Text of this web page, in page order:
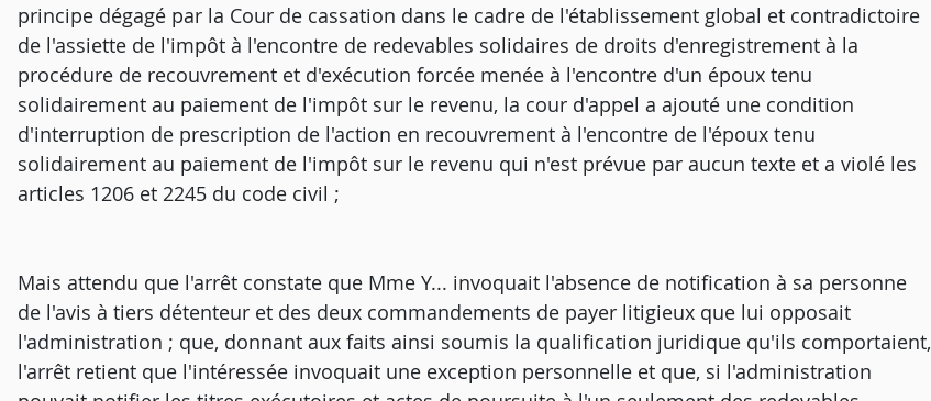
principe dégagé par la Cour de cassation dans le cadre de l'établissement global et contradictoire
de l'assiette de l'impôt à l'encontre de redevables solidaires de droits d'enregistrement à la
procédure de recouvrement et d'exécution forcée menée à l'encontre d'un époux tenu
solidairement au paiement de l'impôt sur le revenu, la cour d'appel a ajouté une condition
d'interruption de prescription de l'action en recouvrement à l'encontre de l'époux tenu
solidairement au paiement de l'impôt sur le revenu qui n'est prévue par aucun texte et a violé les
articles 1206 et 2245 du code civil ;
Mais attendu que l'arrêt constate que Mme Y... invoquait l'absence de notification à sa personne
de l'avis à tiers détenteur et des deux commandements de payer litigieux que lui opposait
l'administration ; que, donnant aux faits ainsi soumis la qualification juridique qu'ils comportaient,
l'arrêt retient que l'intéressée invoquait une exception personnelle et que, si l'administration